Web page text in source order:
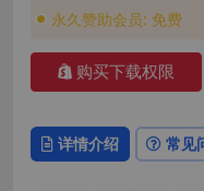
永久赞助会员: 免费
购买下载权限
详情介绍 常见